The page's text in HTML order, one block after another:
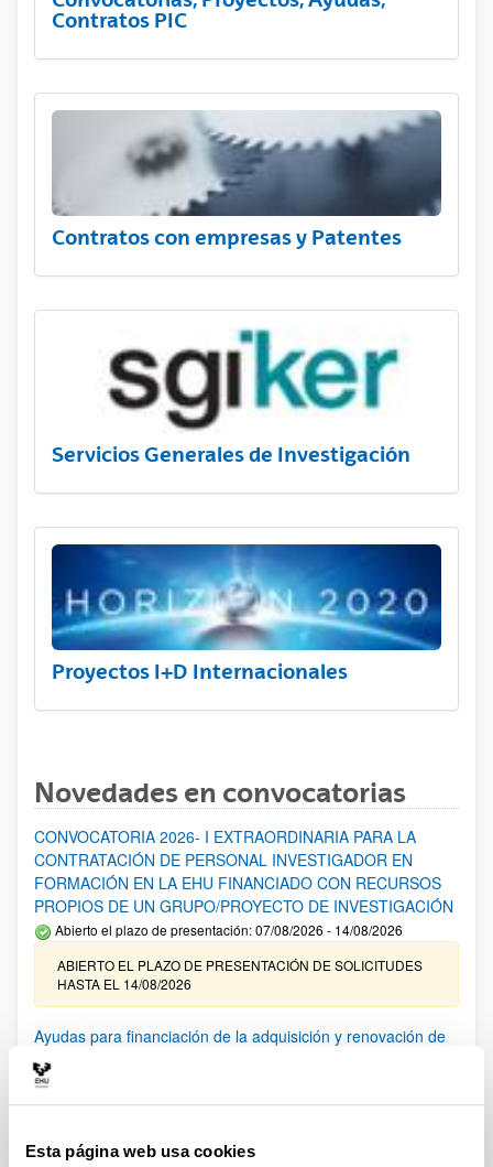
Esta página web usa cookies
Contratos PIC
Contratos con empresas y Patentes
Servicios Generales de Investigación
Proyectos I+D Internacionales
Novedades en convocatorias
CONVOCATORIA 2026- I EXTRAORDINARIA PARA LA
CONTRATACIÓN DE PERSONAL INVESTIGADOR EN
FORMACIÓN EN LA EHU FINANCIADO CON RECURSOS
PROPIOS DE UN GRUPO/PROYECTO DE INVESTIGACIÓN
Abierto el plazo de presentación: 07/08/2026 - 14/08/2026
ABIERTO EL PLAZO DE PRESENTACIÓN DE SOLICITUDES
HASTA EL 14/08/2026
Ayudas para financiación de la adquisición y renovación de
infraestructura científica y fondos bibliográficos en la
UPV/EHU 2026
Trámite abierto
25/03/2026: Corrección de errores del listado provisional de
solicitudes admitidas y excluidas. 23/03/2026: Relación